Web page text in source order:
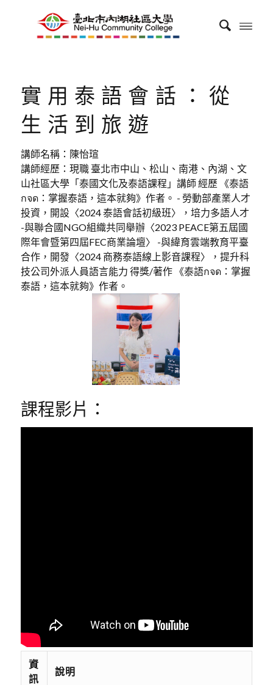
實用泰語會話：從
生活到旅遊
講師名稱：陳怡瑄
講師經歷：現職 臺北市中山、松山、南港、內湖、文
山社區大學「泰國文化及泰語課程」講師 經歷 《泰語
กจด：掌握泰語，這本就夠》作者。 - 勞動部產業人才
投資，開設〈2024 泰語會話初級班〉，培力多語人才
-與聯合國NGO組織共同舉辦〈2023 PEACE第五屆國
際年會暨第四屆FEC商業論壇〉 -與緯育雲端教育平臺
合作，開發〈2024 商務泰語線上影音課程〉，提升科
技公司外派人員語言能力 得獎/著作 《泰語กจด：掌握
泰語，這本就夠》作者。
課程影片：
資
訊
說明